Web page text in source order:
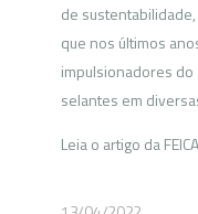
de
que nos últimos
impulsionadores
selantes em
Leia o artigo da